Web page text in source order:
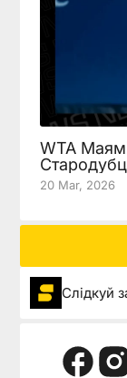
WTA
20 Mar, 2026
Слідкуй